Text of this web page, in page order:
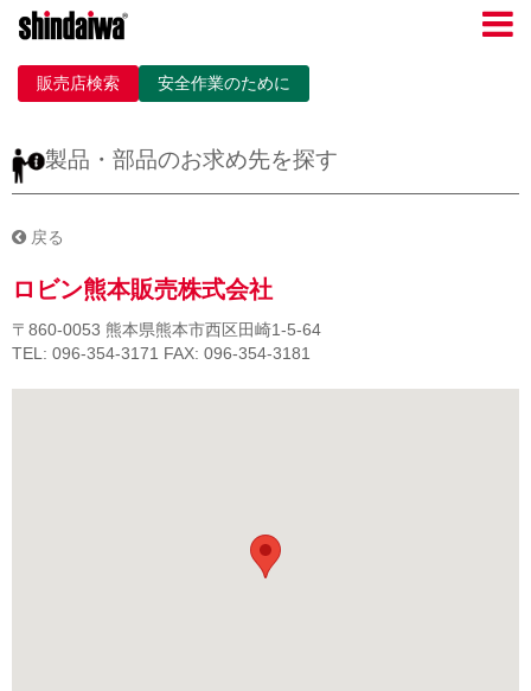
販売店検索 安全作業のために
製品・部品のお求め先を探す
戻る
ロビン熊本販売株式会社
〒860-0053 熊本県熊本市西区田崎1-5-64
TEL: 096-354-3171 FAX: 096-354-3181